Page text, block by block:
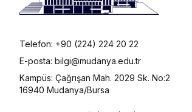
Telefon: +90 (224) 224 20 22
E-posta: bilgi@mudanya.edu.tr
Kampüs: Çağrışan Mah. 2029 Sk. No:2
16940 Mudanya/Bursa